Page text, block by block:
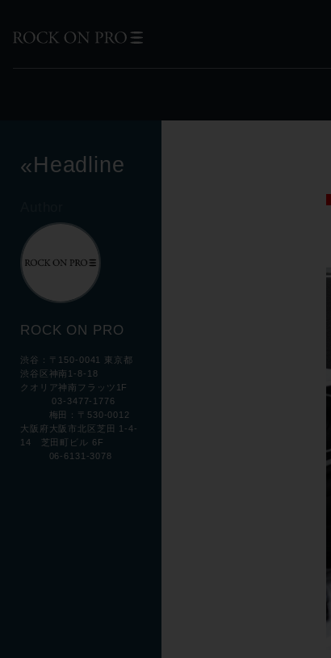
«Headline
ROCK ON PRO
渋谷：〒150-0041 東京都
渋谷区神南1-8-18
クオリア神南フラッツ1F
03-3477-1776
梅田：〒530-0012
大阪府大阪市北区芝田 1-4-
14 芝田町ビル 6F
06-6131-3078